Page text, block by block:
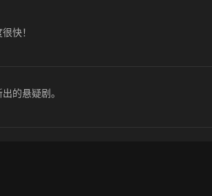
快！
的悬疑剧。